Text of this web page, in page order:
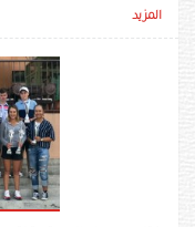
المزيد